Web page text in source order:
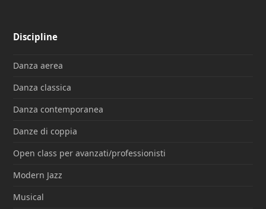
Discipline
Danza aerea
Danza classica
Danza contemporanea
Danze di coppia
Open class per avanzati/professionisti
Modern Jazz
Musical